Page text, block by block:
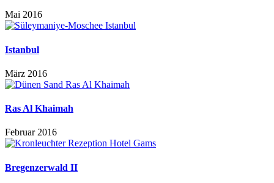
Mai 2016
Istanbul
März 2016
Ras Al Khaimah
Februar 2016
Bregenzerwald II